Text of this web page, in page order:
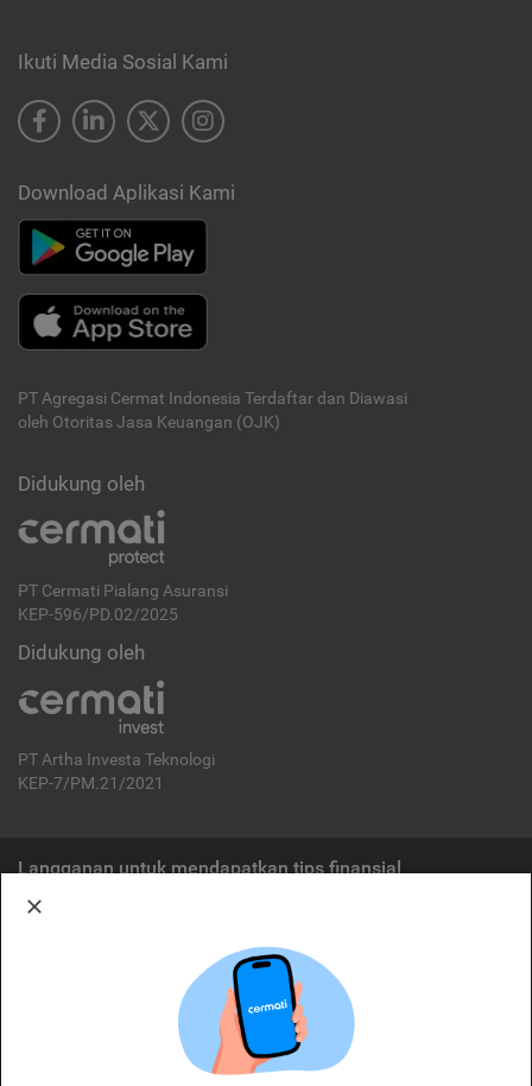
Ikuti Media Sosial Kami
Download Aplikasi Kami
PT Agregasi Cermat Indonesia Terdaftar dan Diawasi
oleh Otoritas Jasa Keuangan (OJK)
Didukung oleh
PT Cermati Pialang Asuransi
KEP-596/PD.02/2025
Didukung oleh
PT Artha Investa Teknologi
KEP-7/PM.21/2021
Langganan untuk mendapatkan tips finansial
Cermati merupakan penyelenggara agregasi jasa keuangan yang terdaftar di
OJK. Oleh karena itu, produk dan/atau layanan jasa keuangan yang
ditawarkan bukan merupakan produk dan/atau layanan jasa keuangan yang
diterbitkan oleh Cermati dan Cermati tidak bertanggung jawab atas tuntutan